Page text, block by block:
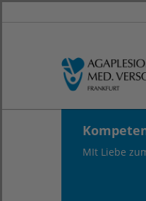
MIt Liebe